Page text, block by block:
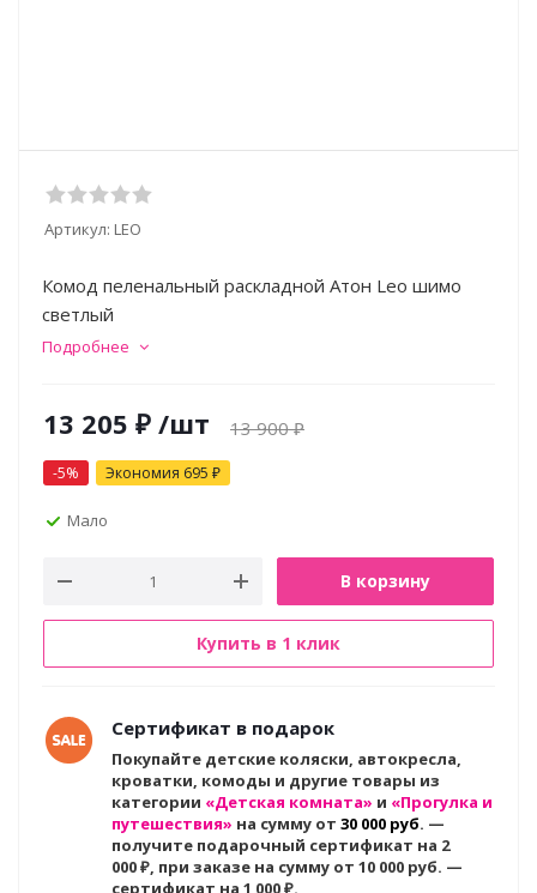
Артикул: LEO
Комод пеленальный раскладной Атон Leo шимо
светлый
Подробнее
13 205 ₽ /шт 13 900₽
-5% Экономия 695 ₽
Мало
В корзину
Купить в 1 клик
Сертификат в подарок
Покупайте детские коляски, автокресла,
кроватки, комоды и другие товары из
категории «Детская комната» и «Прогулка и
путешествия» на сумму от 30 000 руб. —
получите подарочный сертификат на 2
000₽, при заказе на сумму от 10 000 руб. —
сертификат на 1 000 ₽.